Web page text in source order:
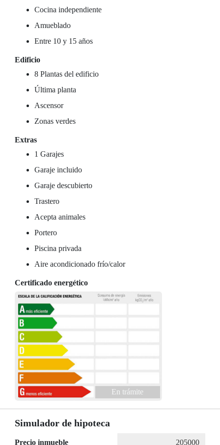
Cocina independiente
Amueblado
Entre 10 y 15 años
Edificio
8 Plantas del edificio
Última planta
Ascensor
Zonas verdes
Extras
1 Garajes
Garaje incluido
Garaje descubierto
Trastero
Acepta animales
Portero
Piscina privada
Aire acondicionado frío/calor
Certificado energético
En trámite
Simulador de hipoteca
Precio inmueble